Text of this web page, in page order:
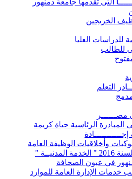
الخريجين
للدراسات العليا
للطالب
التعلم
المبادرة الرئاسية حياة كريمة
وأخلاقيات الوظيفة العامة
في عيون الصحافة
خدمات الإدارة العامة للموارد